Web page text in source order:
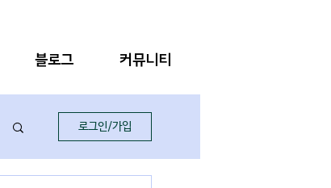
블로그 커뮤니티
로그인/가입